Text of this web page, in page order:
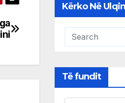
Kërko Në
Të fundit